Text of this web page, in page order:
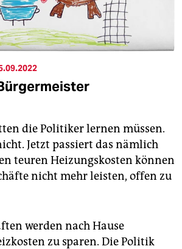
die Politiker lernen müssen.
Jetzt passiert das nämlich
teuren Heizungskosten können
nicht mehr leisten, offen zu
werden nach Hause
zu sparen. Die Politik